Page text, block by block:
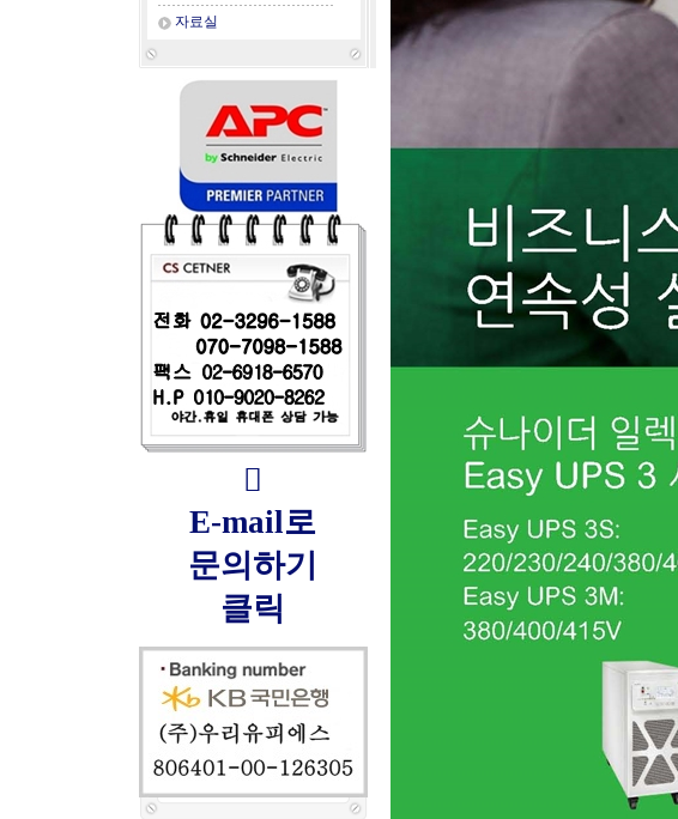
자료실

E-mail로
문의하기
클릭